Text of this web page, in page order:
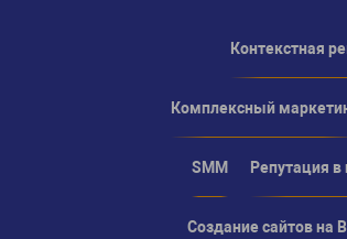
Контекстная
Комплексный
SMM Репутация в
Создание сайтов на